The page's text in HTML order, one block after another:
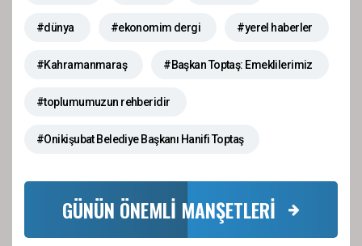
#dünya #ekonomim dergi #yerel haberler
#Kahramanmaraş #Başkan Toptaş: Emeklilerimiz
#toplumumuzun rehberidir
#Onikişubat Belediye Başkanı Hanifi Toptaş
GÜNÜN ÖNEMLİ MANŞETLERİ